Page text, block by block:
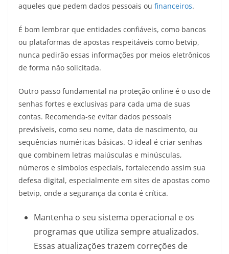
aqueles que pedem dados pessoais ou financeiros.
É bom lembrar que entidades confiáveis, como bancos
ou plataformas de apostas respeitáveis como betvip,
nunca pedirão essas informações por meios eletrônicos
de forma não solicitada.
Outro passo fundamental na proteção online é o uso de
senhas fortes e exclusivas para cada uma de suas
contas. Recomenda-se evitar dados pessoais
previsíveis, como seu nome, data de nascimento, ou
sequências numéricas básicas. O ideal é criar senhas
que combinem letras maiúsculas e minúsculas,
números e símbolos especiais, fortalecendo assim sua
defesa digital, especialmente em sites de apostas como
betvip, onde a segurança da conta é crítica.
Mantenha o seu sistema operacional e os
programas que utiliza sempre atualizados.
Essas atualizações trazem correções de